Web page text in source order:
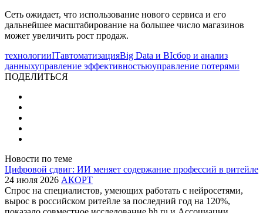
Сеть ожидает, что использование нового сервиса и его
дальнейшее масштабирование на большее число магазинов
может увеличить рост продаж.
технологииITавтоматизацияBig Data и BIсбор и анализ
данныхуправление эффективностьюуправление потерями
ПОДЕЛИТЬСЯ
Новости по теме
Цифровой сдвиг: ИИ меняет содержание профессий в ритейле
24 июля 2026 АКОРТ
Спрос на специалистов, умеющих работать с нейросетями,
вырос в российском ритейле за последний год на 120%,